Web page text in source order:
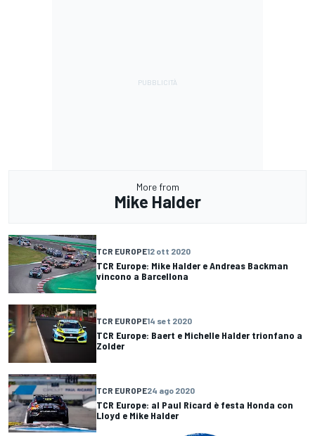
More from
Mike Halder
TCR EUROPE12 ott 2020
TCR Europe: Mike Halder e Andreas Backman
vincono a Barcellona
TCR EUROPE14 set 2020
TCR Europe: Baert e Michelle Halder trionfano a
Zolder
TCR EUROPE24 ago 2020
TCR Europe: al Paul Ricard è festa Honda con
Lloyd e Mike Halder